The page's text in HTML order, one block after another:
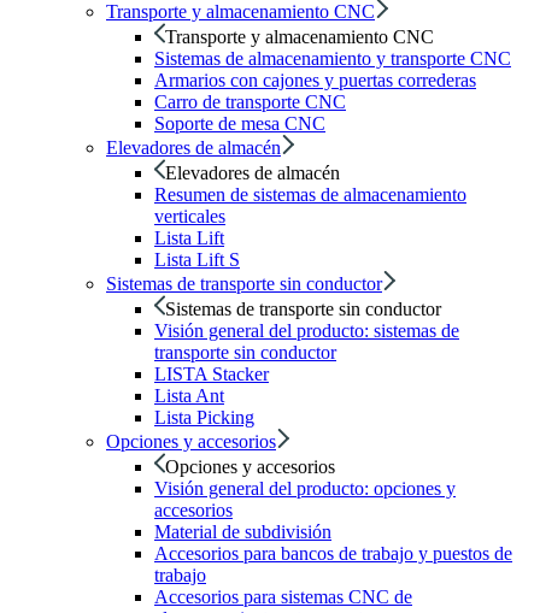
Transporte y almacenamiento CNC
Transporte y almacenamiento CNC
Sistemas de almacenamiento y transporte CNC
Armarios con cajones y puertas correderas
Carro de transporte CNC
Soporte de mesa CNC
Elevadores de almacén
Elevadores de almacén
Resumen de sistemas de almacenamiento
verticales
Lista Lift
Lista Lift S
Sistemas de transporte sin conductor
Sistemas de transporte sin conductor
Visión general del producto: sistemas de
transporte sin conductor
LISTA Stacker
Lista Ant
Lista Picking
Opciones y accesorios
Opciones y accesorios
Visión general del producto: opciones y
accesorios
Material de subdivisión
Accesorios para bancos de trabajo y puestos de
trabajo
Accesorios para sistemas CNC de